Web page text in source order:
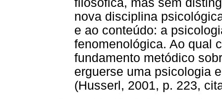
filosófica, mas sem
nova disciplina
e ao conteúdo: a
fenomenológica. Ao qual
fundamento metódico
erguerse uma psicologia
(Husserl, 2001, p. 223,